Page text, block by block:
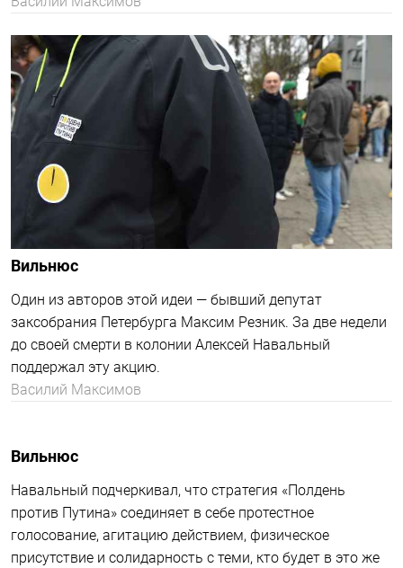
Вильнюс
Один из авторов этой идеи — бывший депутат
заксобрания Петербурга Максим Резник. За две недели
до своей смерти в колонии Алексей Навальный
поддержал эту акцию.
Василий Максимов